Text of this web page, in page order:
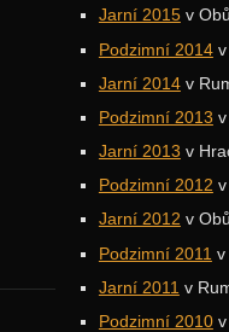
Jarní 2015v
Podzimní 2014v
Jarní 2014v
Podzimní 2013
Jarní 2013 v
Podzimní 2012
Jarní 2012 v
Podzimní 2011 v
Jarní 2011 v
Podzimní 2010v